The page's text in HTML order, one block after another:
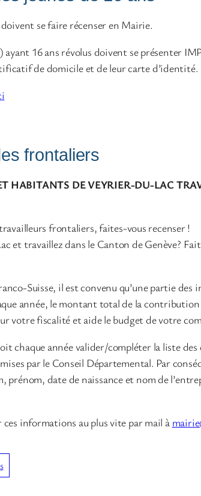
se faire récenser en Mairie.
ayant 16 ans révolus doivent se présenter
de domicile et de leur carte d’identité.
frontaliers
HABITANTS DE VEYRIER-DU-LAC
frontaliers, faites-vous recenser !
et travaillez dans le Canton de Genève?
Suisse, il est convenu qu’une partie
année, le montant total de la
votre fiscalité et aide le budget de votre
chaque année valider/compléter la liste
par le Conseil Départemental. Par
date de naissance et nom de
informations au plus vite par mail à